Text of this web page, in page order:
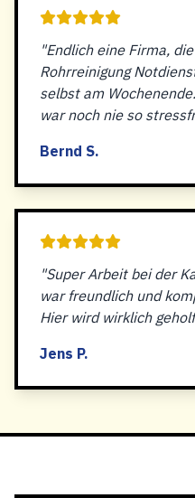
"Endlich eine Firma,
Rohrreinigung
selbst am
war noch nie so
Bernd S.
"Super Arbeit bei der
war freundlich und
Hier wird wirklich
Jens P.